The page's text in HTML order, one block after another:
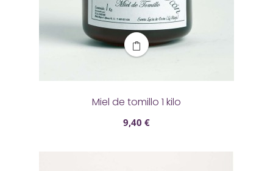
Miel de tomillo 1 kilo
9,40 €